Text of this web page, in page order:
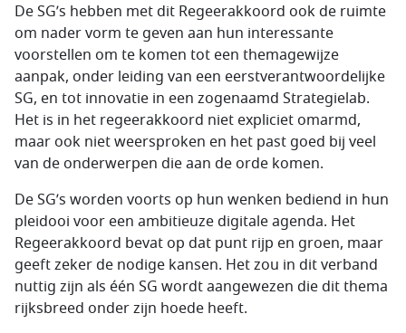
De SG’s hebben met dit Regeerakkoord ook de ruimte
om nader vorm te geven aan hun interessante
voorstellen om te komen tot een themagewijze
aanpak, onder leiding van een eerstverantwoordelijke
SG, en tot innovatie in een zogenaamd Strategielab.
Het is in het regeerakkoord niet expliciet omarmd,
maar ook niet weersproken en het past goed bij veel
van de onderwerpen die aan de orde komen.
De SG’s worden voorts op hun wenken bediend in hun
pleidooi voor een ambitieuze digitale agenda. Het
Regeerakkoord bevat op dat punt rijp en groen, maar
geeft zeker de nodige kansen. Het zou in dit verband
nuttig zijn als één SG wordt aangewezen die dit thema
rijksbreed onder zijn hoede heeft.